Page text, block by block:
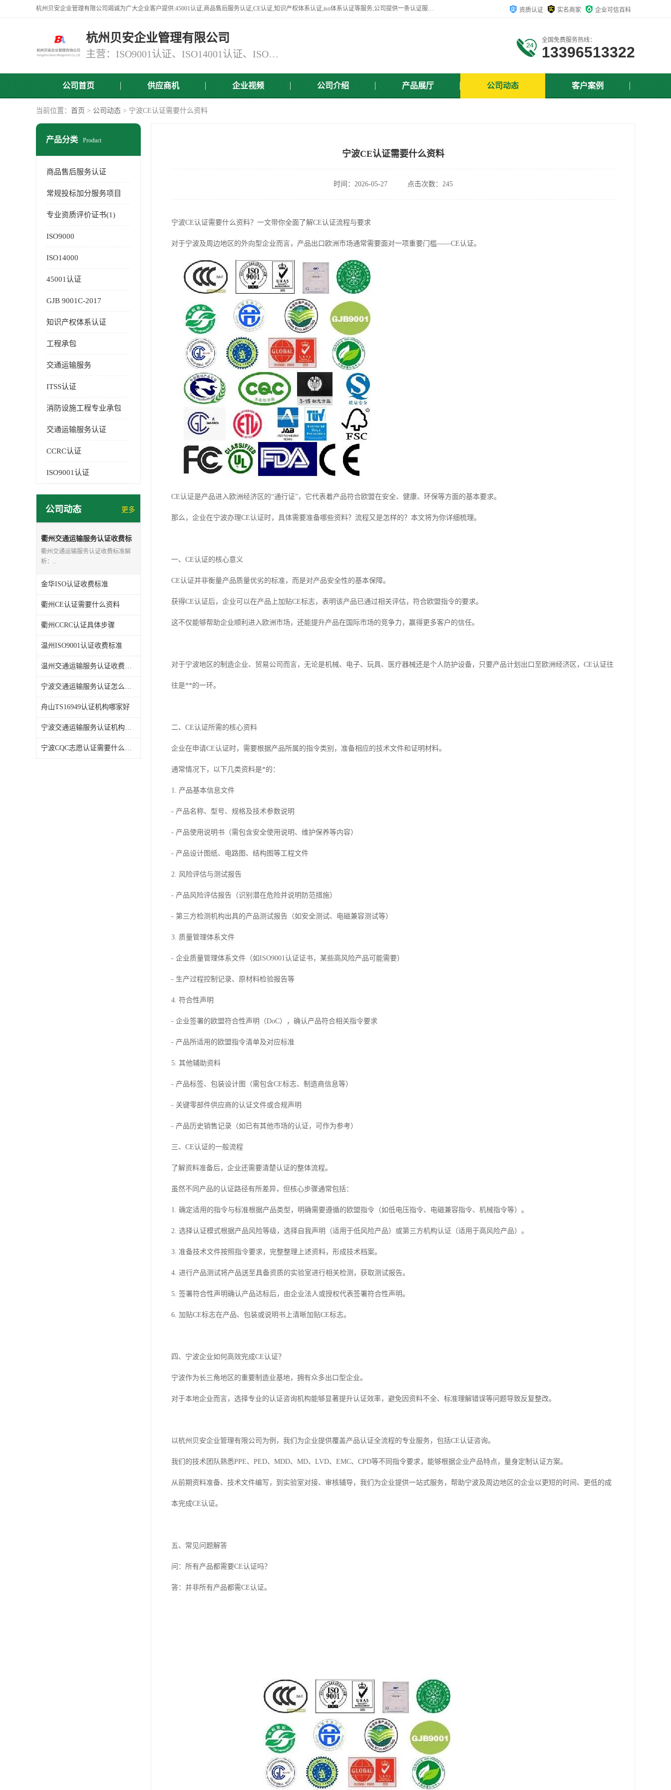
杭州贝安企业管理有限公司竭诚为广大企业客户提供:45001认证,商品售后服务认证,CE认证,知识产权体系认证,iso体系认证等服务,公司提供一条认证服务,方便快捷. 资质认证 实名商家 企业可信百科
杭州贝安企业管理有限公司
主营：ISO9001认证、ISO14001认证、ISO认证、ISO22000认证、ISO/TS16949认证,FSC森林认证
全国免费服务热线：
13396513322
公司首页 供应商机 企业视频 公司介绍 产品展厅 公司动态 客户案例
当前位置： 首页 > 公司动态 > 宁波CE认证需要什么资料
产品分类 Product
商品售后服务认证
常规投标加分服务项目
专业资质评价证书(1)
ISO9000
ISO14000
45001认证
GJB 9001C-2017
知识产权体系认证
工程承包
交通运输服务
ITSS认证
消防设施工程专业承包
交通运输服务认证
CCRC认证
ISO9001认证
公司动态 更多
衢州交通运输服务认证收费标
准
衢州交通运输服务认证收费标准解
析：..
金华ISO认证收费标准
衢州CE认证需要什么资料
衢州CCRC认证具体步骤
温州ISO9001认证收费标准
温州交通运输服务认证收费标准
宁波交通运输服务认证怎么办理
舟山TS16949认证机构哪家好
宁波交通运输服务认证机构哪家好
宁波CQC志愿认证需要什么资料
宁波CE认证需要什么资料
时间：2026-05-27 点击次数：245
宁波CE认证需要什么资料？一文带你全面了解CE认证流程与要求
对于宁波及周边地区的外向型企业而言，产品出口欧洲市场通常需要面对一项重要门槛——CE认证。
CE认证是产品进入欧洲经济区的“通行证”，它代表着产品符合欧盟在安全、健康、环保等方面的基本要求。
那么，企业在宁波办理CE认证时，具体需要准备哪些资料？流程又是怎样的？本文将为你详细梳理。
一、CE认证的核心意义
CE认证并非衡量产品质量优劣的标准，而是对产品安全性的基本保障。
获得CE认证后，企业可以在产品上加贴CE标志，表明该产品已通过相关评估，符合欧盟指令的要求。
这不仅能够帮助企业顺利进入欧洲市场，还能提升产品在国际市场的竞争力，赢得更多客户的信任。
对于宁波地区的制造企业、贸易公司而言，无论是机械、电子、玩具、医疗器械还是个人防护设备，只要产品计划出口至欧洲经济区，CE认证往
往是**的一环。
二、CE认证所需的核心资料
企业在申请CE认证时，需要根据产品所属的指令类别，准备相应的技术文件和证明材料。
通常情况下，以下几类资料是*的：
1. 产品基本信息文件
- 产品名称、型号、规格及技术参数说明
- 产品使用说明书（需包含安全使用说明、维护保养等内容）
- 产品设计图纸、电路图、结构图等工程文件
2. 风险评估与测试报告
- 产品风险评估报告（识别潜在危险并说明防范措施）
- 第三方检测机构出具的产品测试报告（如安全测试、电磁兼容测试等）
3. 质量管理体系文件
- 企业质量管理体系文件（如ISO9001认证证书，某些高风险产品可能需要）
- 生产过程控制记录、原材料检验报告等
4. 符合性声明
- 企业签署的欧盟符合性声明（DoC），确认产品符合相关指令要求
- 产品所适用的欧盟指令清单及对应标准
5. 其他辅助资料
- 产品标签、包装设计图（需包含CE标志、制造商信息等）
- 关键零部件供应商的认证文件或合规声明
- 产品历史销售记录（如已有其他市场的认证，可作为参考）
三、CE认证的一般流程
了解资料准备后，企业还需要清楚认证的整体流程。
虽然不同产品的认证路径有所差异，但核心步骤通常包括：
1. 确定适用的指令与标准根据产品类型，明确需要遵循的欧盟指令（如低电压指令、电磁兼容指令、机械指令等）。
2. 选择认证模式根据产品风险等级，选择自我声明（适用于低风险产品）或第三方机构认证（适用于高风险产品）。
3. 准备技术文件按照指令要求，完整整理上述资料，形成技术档案。
4. 进行产品测试将产品送至具备资质的实验室进行相关检测，获取测试报告。
5. 签署符合性声明确认产品达标后，由企业法人或授权代表签署符合性声明。
6. 加贴CE标志在产品、包装或说明书上清晰加贴CE标志。
四、宁波企业如何高效完成CE认证？
宁波作为长三角地区的重要制造业基地，拥有众多出口型企业。
对于本地企业而言，选择专业的认证咨询机构能够显著提升认证效率，避免因资料不全、标准理解错误等问题导致反复整改。
以杭州贝安企业管理有限公司为例，我们为企业提供覆盖产品认证全流程的专业服务，包括CE认证咨询。
我们的技术团队熟悉PPE、PED、MDD、MD、LVD、EMC、CPD等不同指令要求，能够根据企业产品特点，量身定制认证方案。
从前期资料准备、技术文件编写，到实验室对接、审核辅导，我们为企业提供一站式服务，帮助宁波及周边地区的企业以更短的时间、更低的成
本完成CE认证。
五、常见问题解答
问：所有产品都需要CE认证吗？
答：并非所有产品都需CE认证。